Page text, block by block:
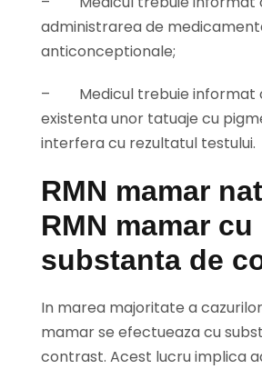
administrarea de
anticonceptionale;
–
Medicul trebuie informat
existenta unor tatuaje cu
interfera cu rezultatul testului.
RMN mamar
RMN mamar cu
substanta de
In marea majoritate a
mamar se efectueaza cu
contrast. Acest lucru implica